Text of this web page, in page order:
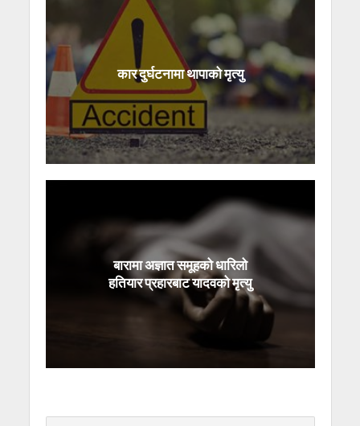
कार दुर्घटनामा थापाको मृत्यु
बारामा अज्ञात समूहको धारिलो
हतियार प्रहारबाट यादवको मृत्यु